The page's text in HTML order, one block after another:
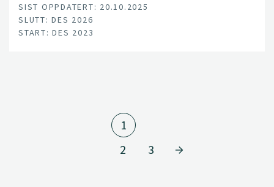
SIST OPPDATERT: 20.10.2025
SLUTT: DES 2026
START: DES 2023
1
2
3